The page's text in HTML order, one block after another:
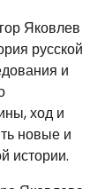
Яковлев
русской
и
ход и
новые и
истории.